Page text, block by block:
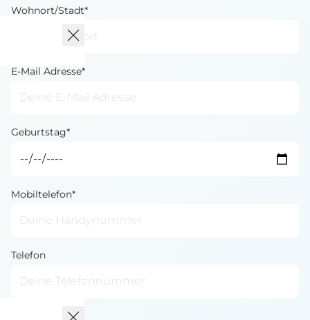
Wohnort/Stadt*
E-Mail Adresse*
Geburtstag*
Mobiltelefon*
Telefon